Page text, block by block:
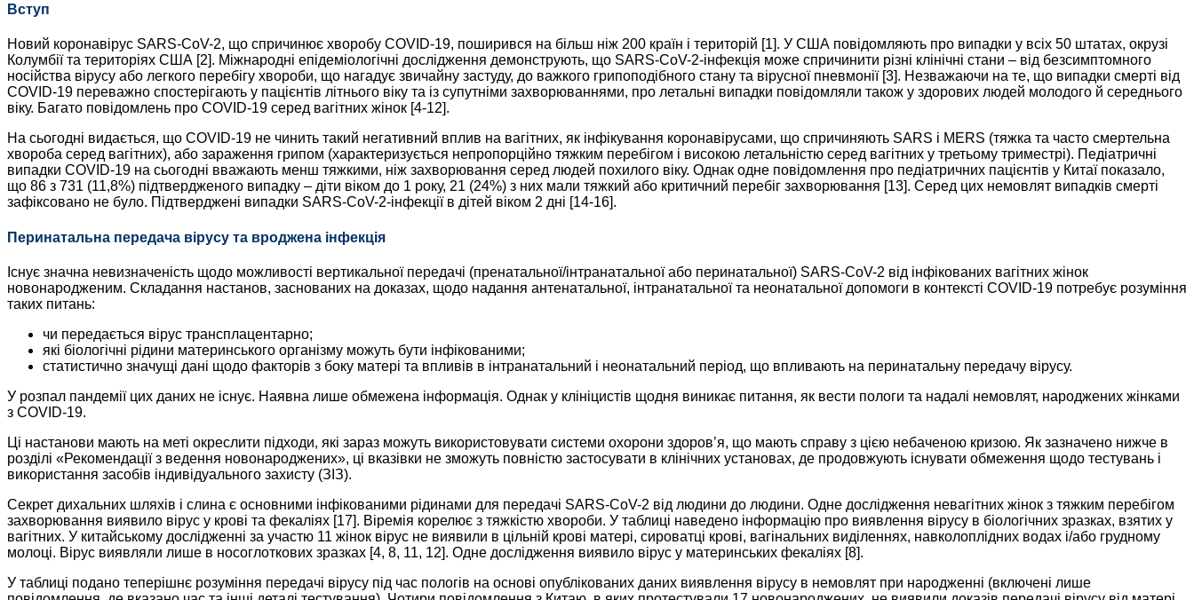
Вступ
Новий коронавірус SARS-CoV-2, що спричинює хворобу COVID-19, поширився на більш ніж 200 країн і територій [1]. У США повідомляють про випадки у всіх 50 штатах, окрузі
Колумбії та територіях США [2]. Міжнародні епідеміологічні дослідження демонструють, що SARS-CoV-2-інфекція може спричинити різні клінічні стани – від безсимптомного
носійства вірусу або легкого перебігу хвороби, що нагадує звичайну застуду, до важкого грипоподібного стану та вірусної пневмонії [3]. Незважаючи на те, що випадки смерті від
COVID-19 переважно спостерігають у пацієнтів літнього віку та із супутніми захворюваннями, про летальні випадки повідомляли також у здорових людей молодого й середнього
віку. Багато повідомлень про COVID-19 серед вагітних жінок [4-12].
На сьогодні видається, що COVID-19 не чинить такий негативний вплив на вагітних, як інфікування коронавірусами, що спричиняють SARS і MERS (тяжка та часто смертельна
хвороба серед вагітних), або зараження грипом (характеризується непропорційно тяжким перебігом і високою летальністю серед вагітних у третьому триместрі). Педіатричні
випадки COVID-19 на сьогодні вважають менш тяжкими, ніж захворювання серед людей похилого віку. Однак одне повідомлення про педіатричних пацієнтів у Китаї показало,
що 86 з 731 (11,8%) підтвердженого випадку – діти віком до 1 року, 21 (24%) з них мали тяжкий або критичний перебіг захворювання [13]. Серед цих немовлят випадків смерті
зафіксовано не було. Підтверджені випадки SARS-CoV-2-інфекції в дітей віком 2 дні [14-16].
Перинатальна передача вірусу та вроджена інфекція
Існує значна невизначеність щодо можливості вертикальної передачі (пренатальної/інтранатальної або перинатальної) SARS-CoV-2 від інфікованих вагітних жінок
новонародженим. Складання настанов, заснованих на доказах, щодо надання антенатальної, інтранатальної та неонатальної допомоги в контексті COVID-19 потребує розуміння
таких питань:
чи передається вірус трансплацентарно;
які біологічні рідини материнського організму можуть бути інфікованими;
статистично значущі дані щодо факторів з боку матері та впливів в інтранатальний і неонатальний період, що впливають на перинатальну передачу вірусу.
У розпал пандемії цих даних не існує. Наявна лише обмежена інформація. Однак у клініцистів щодня виникає питання, як вести пологи та надалі немовлят, народжених жінками
з COVID-19.
Ці настанови мають на меті окреслити підходи, які зараз можуть використовувати системи охорони здоров’я, що мають справу з цією небаченою кризою. Як зазначено нижче в
розділі «Рекомендації з ведення новонароджених», ці вказівки не зможуть повністю застосувати в клінічних установах, де продовжують існувати обмеження щодо тестувань і
використання засобів індивідуального захисту (ЗІЗ).
Секрет дихальних шляхів і слина є основними інфікованими рідинами для передачі SARS-CoV-2 від людини до людини. Одне дослідження невагітних жінок з тяжким перебігом
захворювання виявило вірус у крові та фекаліях [17]. Віремія корелює з тяжкістю хвороби. У таблиці наведено інформацію про виявлення вірусу в біологічних зразках, взятих у
вагітних. У китайському дослідженні за участю 11 жінок вірус не виявили в цільній крові матері, сироватці крові, вагінальних виділеннях, навколоплідних водах і/або грудному
молоці. Вірус виявляли лише в носоглоткових зразках [4, 8, 11, 12]. Одне дослідження виявило вірус у материнських фекаліях [8].
У таблиці подано теперішнє розуміння передачі вірусу під час пологів на основі опублікованих даних виявлення вірусу в немовлят при народженні (включені лише